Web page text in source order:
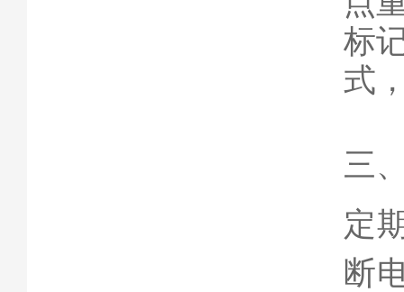
标
式
三
定
断